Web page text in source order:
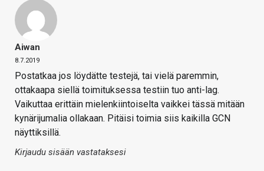
Aiwan
8.7.2019
Postatkaa jos löydätte testejä, tai vielä paremmin,
ottakaapa siellä toimituksessa testiin tuo anti-lag.
Vaikuttaa erittäin mielenkiintoiselta vaikkei tässä mitään
kynärijumalia ollakaan. Pitäisi toimia siis kaikilla GCN
näyttiksillä.
Kirjaudu sisään vastataksesi